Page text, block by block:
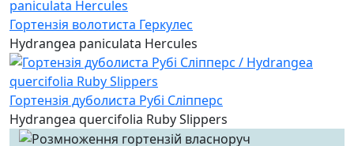
Гортензія волотиста Геркулес
Hydrangea paniculata Hercules
Гортензія дуболиста Рубі Сліпперс
Hydrangea quercifolia Ruby Slippers